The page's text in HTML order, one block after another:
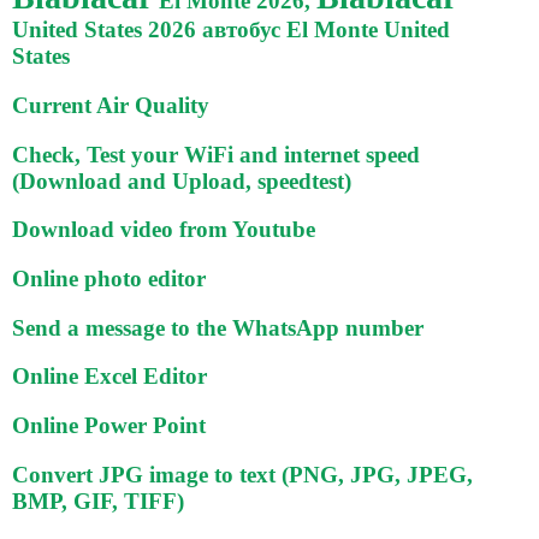
United States 2026 автобус El Monte United
States
Current Air Quality
Check, Test your WiFi and internet speed
(Download and Upload, speedtest)
Download video from Youtube
Online photo editor
Send a message to the WhatsApp number
Online Excel Editor
Online Power Point
Convert JPG image to text (PNG, JPG, JPEG,
BMP, GIF, TIFF)